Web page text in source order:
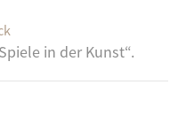
in der Kunst“.